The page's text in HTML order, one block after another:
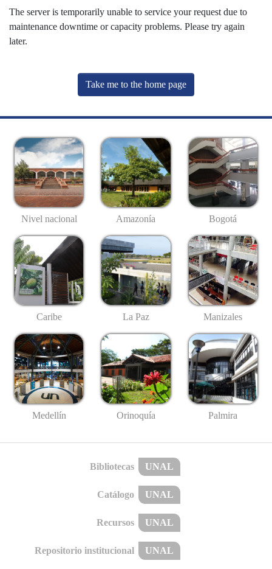
The server is temporarily unable to service your request due to
maintenance downtime or capacity problems. Please try again
later.
Take me to the home page
Nivel nacional Amazonía Bogotá
Caribe La Paz Manizales
Medellín Orinoquía Palmira
Bibliotecas UNAL
Catálogo UNAL
Recursos UNAL
Repositorio institucional UNAL